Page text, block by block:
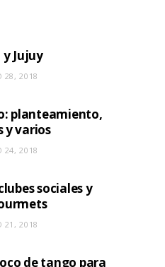
Jujuy
28, 2018
planteamiento,
y varios
24, 2018
sociales y
21, 2018
de tango para